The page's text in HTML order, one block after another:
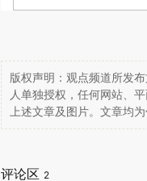
版权声明：观点频道所发
人单独授权，任何网站、
上述文章及图片。文章均
评论区 2